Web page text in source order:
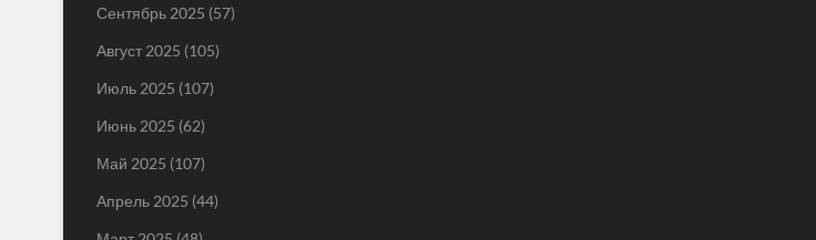
Сентябрь 2025 (57)
Август 2025 (105)
Июль 2025 (107)
Июнь 2025 (62)
Май 2025 (107)
Апрель 2025 (44)